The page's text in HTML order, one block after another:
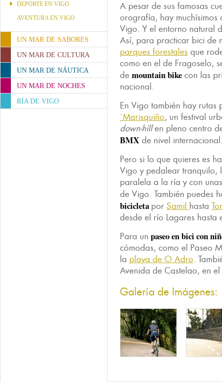
DEPORTE EN VIGO
AVENTURA EN VIGO
UN MAR DE SABORES
UN MAR DE CULTURA
UN MAR DE NÁUTICA
UN MAR DE NOCHES
RÍA DE VIGO
A pesar de sus famosas
orografía, hay muchísimos
Vigo. Y el entorno natural
Así, para practicar bici de
parques forestales que
como en el de Fragoselo,
de mountain bike con las
nacional.
En Vigo también hay
´Marisquiño, un festival
down-hillen pleno centro
BMX de nivel
Pero si lo que quieres es
Vigo y pedalear
paralela a la ría y con
de Vigo. También puedes
bicicleta por Samil hasta
desde el río Lagares hasta
Para un paseo en bici con
cómodas, como el Paseo
la playa de O Adro.
Avenida de Castelao, en
Galería de Imágenes: